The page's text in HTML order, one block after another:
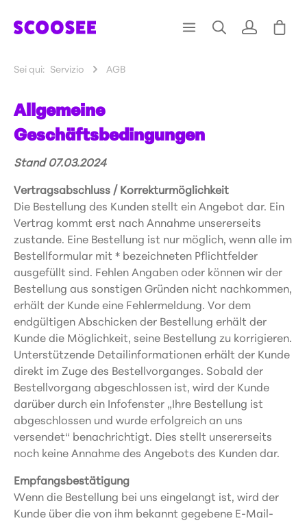
Sei qui: Servizio AGB
Allgemeine
Geschäftsbedingungen
Stand 07.03.2024
Vertragsabschluss / Korrekturmöglichkeit
Die Bestellung des Kunden stellt ein Angebot dar. Ein
Vertrag kommt erst nach Annahme unsererseits
zustande. Eine Bestellung ist nur möglich, wenn alle im
Bestellformular mit * bezeichneten Pflichtfelder
ausgefüllt sind. Fehlen Angaben oder können wir der
Bestellung aus sonstigen Gründen nicht nachkommen,
erhält der Kunde eine Fehlermeldung. Vor dem
endgültigen Abschicken der Bestellung erhält der
Kunde die Möglichkeit, seine Bestellung zu korrigieren.
Unterstützende Detailinformationen erhält der Kunde
direkt im Zuge des Bestellvorganges. Sobald der
Bestellvorgang abgeschlossen ist, wird der Kunde
darüber durch ein Infofenster „Ihre Bestellung ist
abgeschlossen und wurde erfolgreich an uns
versendet“ benachrichtigt. Dies stellt unsererseits
noch keine Annahme des Angebots des Kunden dar.
Empfangsbestätigung
Wenn die Bestellung bei uns eingelangt ist, wird der
Kunde über die von ihm bekannt gegebene E-Mail-